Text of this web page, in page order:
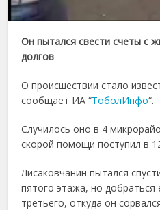
Он пытался свести счеты с
долгов
О происшествии стало
сообщает ИА “ТоболИнфо“.
Случилось оно в 4
скорой помощи поступил в
Лисаковчанин пытался
пятого этажа, но добраться
третьего, откуда он